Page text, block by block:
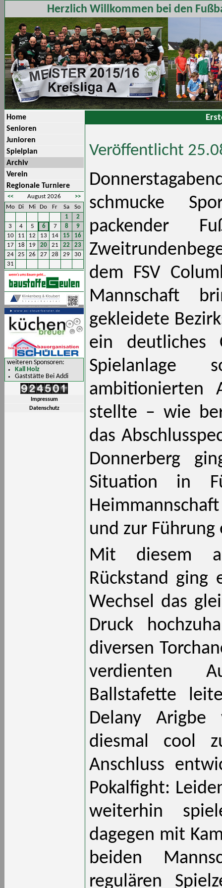
Herzlich Willkommen bei den
Home
Senioren
Junioren
Spielplan
Archiv
Verein
Regionale Turniere
<< >>
August 2026
Mo Di Mi Do Fr Sa
So
1
2
3
4 5 6 7 8
9
10
11 12 13 14 15
16
17
18 19 20 21 22
23
24
25 26 27 28 29
30
31
weiteren Sponsoren:
Kall Holz
Gaststätte Bei Addi
Impressum
Datenschutz
Veröffentlicht
schmucke
packender
dem FSV
Mannschaft
gekleidete
ein deutliches
ambitionierten
stellte – wie
das
Donnerberg
Situation in
und zur
Mit diesem
Rückstand ging
Wechsel das
Druck
diversen
verdienten
Ballstafette
Delany
diesmal cool
Anschluss
Pokalfight:
weiterhin
dagegen mit
beiden
regulären